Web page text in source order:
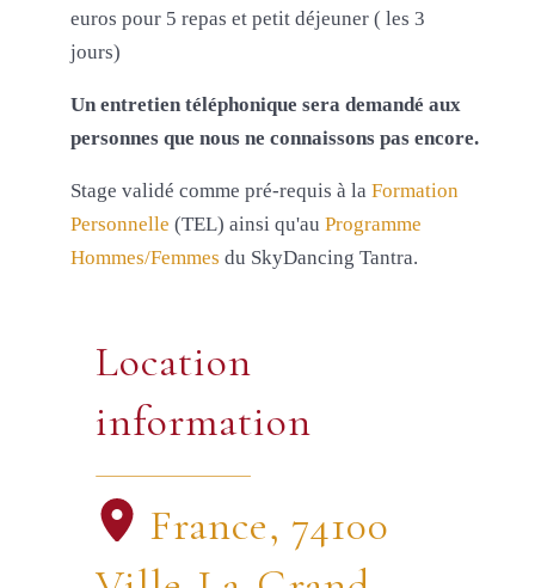
euros pour 5 repas et petit déjeuner ( les 3
jours)
Un entretien téléphonique sera demandé aux
personnes que nous ne connaissons pas encore.
Stage validé comme pré-requis à la Formation
Personnelle (TEL) ainsi qu'au Programme
Hommes/Femmes du SkyDancing Tantra.
Location
information
France, 74100